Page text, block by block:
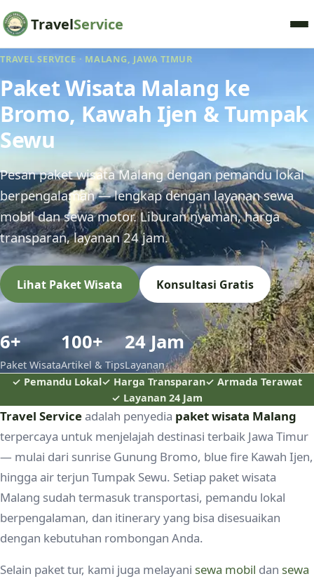
TravelService
TRAVEL SERVICE · MALANG, JAWA TIMUR
Paket Wisata Malang ke
Bromo, Kawah Ijen & Tumpak
Sewu
Pesan paket wisata Malang dengan pemandu lokal
berpengalaman — lengkap dengan layanan sewa
mobil dan sewa motor. Liburan nyaman, harga
transparan, layanan 24 jam.
Lihat Paket Wisata Konsultasi Gratis
6+
Paket Wisata
100+
Artikel & Tips
24 Jam
Layanan
✓ Pemandu Lokal✓ Harga Transparan✓ Armada Terawat
✓ Layanan 24 Jam
Travel Serviceadalah penyedia paket wisata Malang
terpercaya untuk menjelajah destinasi terbaik Jawa Timur
— mulai dari sunrise Gunung Bromo, blue fire Kawah Ijen,
hingga air terjun Tumpak Sewu. Setiap paket wisata
Malang sudah termasuk transportasi, pemandu lokal
berpengalaman, dan itinerary yang bisa disesuaikan
dengan kebutuhan rombongan Anda.
Selain paket tur, kami juga melayani sewa mobil dan sewa